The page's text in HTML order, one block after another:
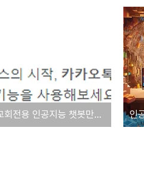
교회전용 인공지능 챗봇만들기